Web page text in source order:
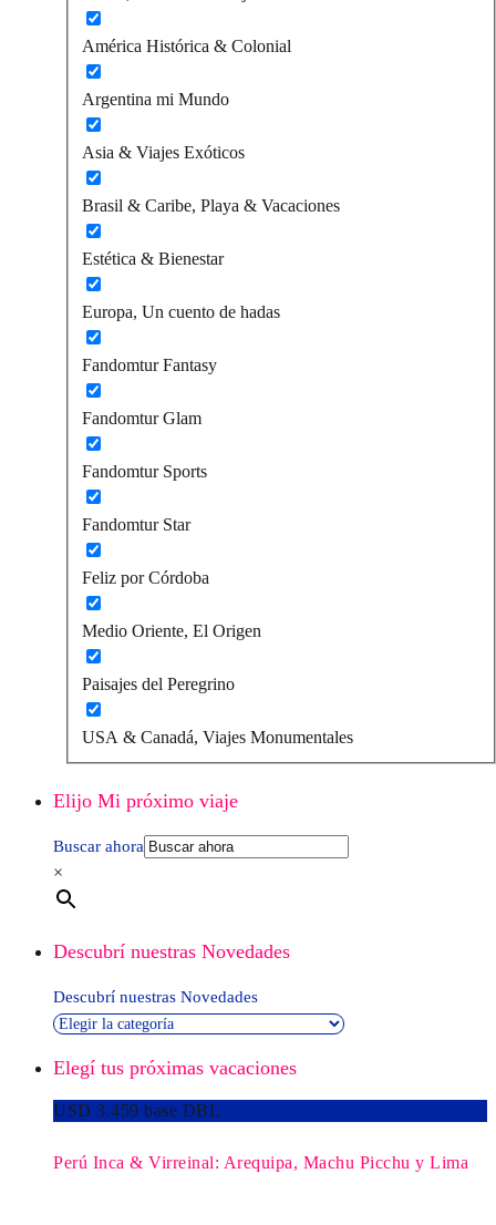
América Histórica & Colonial
Argentina mi Mundo
Asia & Viajes Exóticos
Brasil & Caribe, Playa & Vacaciones
Estética & Bienestar
Europa, Un cuento de hadas
Fandomtur Fantasy
Fandomtur Glam
Fandomtur Sports
Fandomtur Star
Feliz por Córdoba
Medio Oriente, El Origen
Paisajes del Peregrino
USA & Canadá, Viajes Monumentales
Elijo Mi próximo viaje
Buscar ahora
×
Descubrí nuestras Novedades
Descubrí nuestras Novedades
Elegí tus próximas vacaciones
USD 3.459 base DBL
Perú Inca & Virreinal: Arequipa, Machu Picchu y Lima